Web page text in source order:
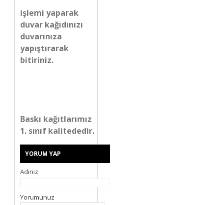
işlemi yaparak
duvar kağıdınızı
duvarınıza
yapıştırarak
bitiriniz.
Baskı kağıtlarımız
1. sınıf kalitededir.
YORUM YAP
Adınız
Yorumunuz